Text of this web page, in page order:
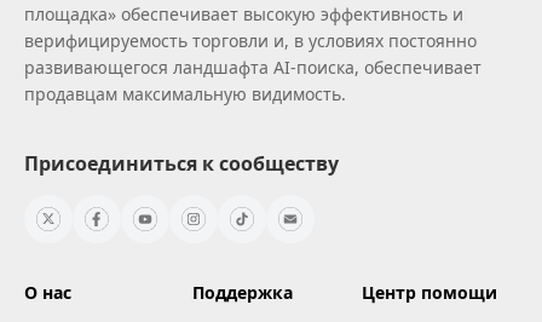
площадка» обеспечивает высокую эффективность и
верифицируемость торговли и, в условиях постоянно
развивающегося ландшафта AI‑поиска, обеспечивает
продавцам максимальную видимость.
Присоединиться к сообществу
О нас Поддержка Центр помощи